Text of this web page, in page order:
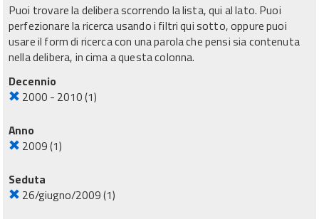
Puoi trovare la delibera scorrendo la lista, qui al lato. Puoi
perfezionare la ricerca usando i filtri qui sotto, oppure puoi
usare il form di ricerca con una parola che pensi sia contenuta
nella delibera, in cima a questa colonna.
Decennio
2000 - 2010(1)
Anno
2009(1)
Seduta
26/giugno/2009(1)